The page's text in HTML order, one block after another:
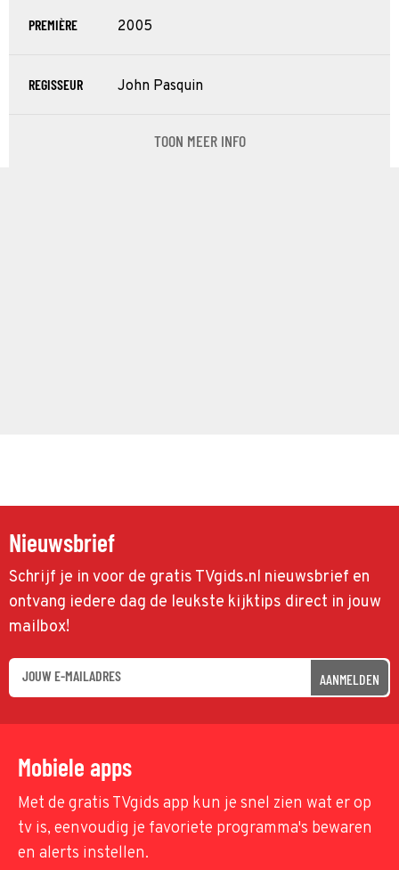
PREMIÈRE 2005
REGISSEUR John Pasquin
TOON MEER INFO
Nieuwsbrief
Schrijf je in voor de gratis TVgids.nl nieuwsbrief en
ontvang iedere dag de leukste kijktips direct in jouw
mailbox!
AANMELDEN
Mobiele apps
Met de gratis TVgids app kun je snel zien wat er op
tv is, eenvoudig je favoriete programma's bewaren
en alerts instellen.